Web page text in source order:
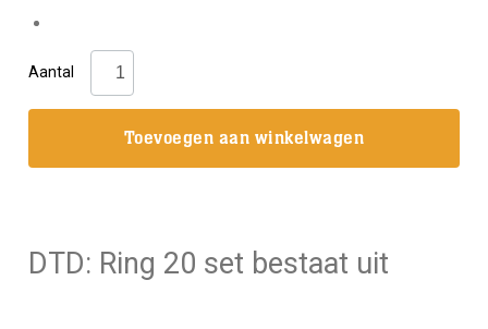
Aantal
DTD:
Ring
Toevoegen aan winkelwagen
DTD: Ring 20 set bestaat uit